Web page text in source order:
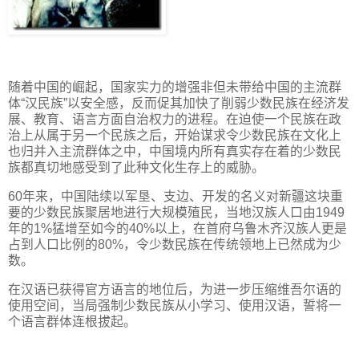
随着中国的崛起，国家实力的增强非但未带给中国的主流群
体“汉民族”以安全感，反而促其加快了削弱少数民族在经济发
展、教育、语言方面自治权力的进程。在迫使一个民族在政
治上从属于另一个民族之后，开始谋求令少数民族在文化上
也归并入主流群体之中，中国境内所有真实存在着的少数民
族都真切地感受到了此种文化生存上的威胁。
60年来，中国陆续以军垦、支边、开发的名义对新疆这块重
要的少数民族聚居地进行大规模殖民，当地汉族人口由1949
年的1%猛增至如今的40%以上，在首府乌鲁木齐汉族人更是
占到人口比例的80%，令少数民族在传统领地上已然成为少
数。
在汉语已获得官方语言的地位后，为进一步压缩维吾尔语的
使用空间，当局强制少数民族从小学习、使用汉语，誓将一
个语言群体连根拔起。